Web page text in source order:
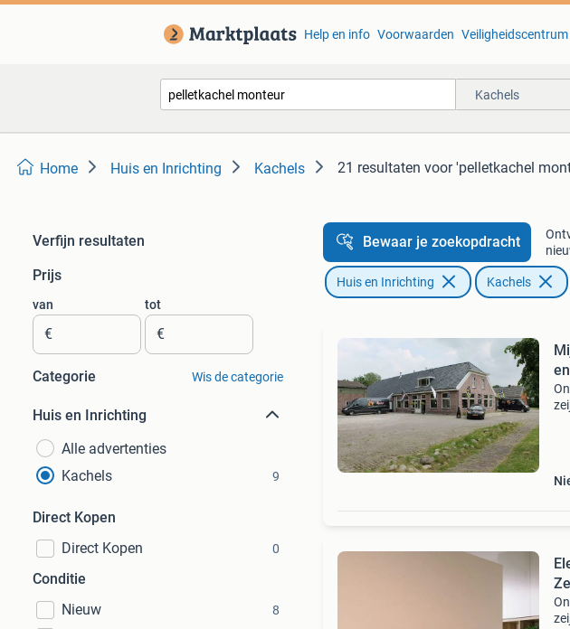
Help en info Voorwaarden Veiligheidscentrum
Kachels
Home Huis en Inrichting Kachels 21 resultaten voor 'pelletkachel
Verfijn resultaten
Prijs
van
€
tot
€
Categorie Wis de categorie
Huis en Inrichting
Alle advertenties
Kachels
9
Direct Kopen
Direct Kopen
0
Conditie
Nieuw
8
Bewaar je zoekopdracht
Huis en Inrichting Kachels